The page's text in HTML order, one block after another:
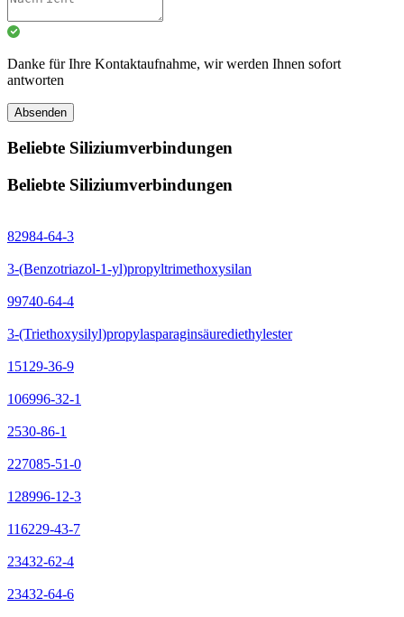
Danke für Ihre Kontaktaufnahme, wir werden Ihnen sofort
antworten
Absenden
Beliebte Siliziumverbindungen
Beliebte Siliziumverbindungen
82984-64-3
3-(Benzotriazol-1-yl)propyltrimethoxysilan
99740-64-4
3-(Triethoxysilyl)propylasparaginsäurediethylester
15129-36-9
106996-32-1
2530-86-1
227085-51-0
128996-12-3
116229-43-7
23432-62-4
23432-64-6